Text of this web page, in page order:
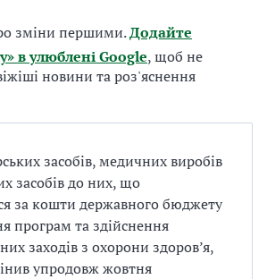
зміни першими.Додайте
в улюблені Google, щоб не
новини та роз'яснення
засобів, медичних виробів
засобів до них, що
за кошти державного бюджету
програм та здійснення
заходів з охорони здоров’я,
упродовж жовтня